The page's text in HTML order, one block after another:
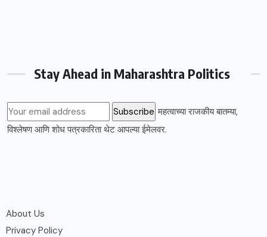
Stay Ahead in Maharashtra Politics
महत्वाच्या राजकीय बातम्या,
विश्लेषण आणि शोध पत्रकारिता थेट आपल्या ईमेलवर.
About Us
Privacy Policy